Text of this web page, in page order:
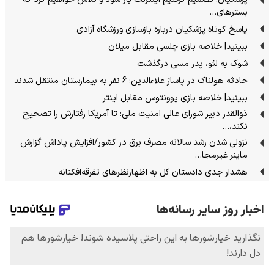
بسترهای…
پاسخ کوتاه پزشکیان درباره بازسازی ورزشگاه آزادی
ببینید| خلاصه بازی چلسی مقابل میلان
شوک به لئو، پدر مسی درگذشت
حادثه هولناک در پاساژ علاءالدین؛ 6 نفر به بیمارستان منتقل شدند
ببینید| خلاصه بازی یوونتوس مقابل اینتر
ذوالقدر دبیر شورای عالی امنیت ملی: تا آمریکا رفتارش را تصحیح
نکند،…
نزولی شدن رشد سالانه مصرف برق در کشور/افزایش پاداش گزارش
ماینر غیرمجا…
هشدار جدی دادستان کل به اظهارنظرهای تفرقه‌افکنانه